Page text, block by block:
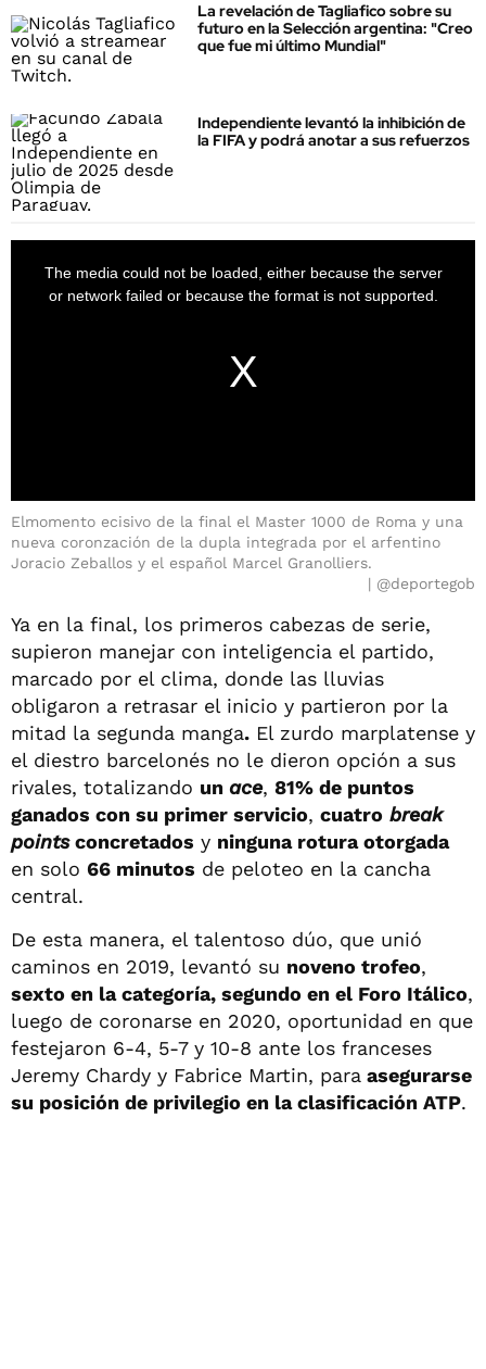
La revelación de Tagliafico sobre su
futuro en la Selección argentina: "Creo
que fue mi último Mundial"
Independiente levantó la inhibición de
la FIFA y podrá anotar a sus refuerzos
Elmomento ecisivo de la final el Master 1000 de Roma y una
nueva coronzación de la dupla integrada por el arfentino
Joracio Zeballos y el español Marcel Granolliers.
@deportegob
Ya en la final, los primeros cabezas de serie,
supieron manejar con inteligencia el partido,
marcado por el clima, donde las lluvias
obligaron a retrasar el inicio y partieron por la
mitad la segunda manga. El zurdo marplatense y
el diestro barcelonés no le dieron opción a sus
rivales, totalizando un ace, 81% de puntos
ganados con su primer servicio, cuatro break
pointsconcretados y ninguna rotura otorgada
en solo 66 minutos de peloteo en la cancha
central.
De esta manera, el talentoso dúo, que unió
caminos en 2019, levantó su noveno trofeo,
sexto en la categoría, segundo en el Foro Itálico,
luego de coronarse en 2020, oportunidad en que
festejaron 6-4, 5-7 y 10-8 ante los franceses
Jeremy Chardy y Fabrice Martin, para asegurarse
su posición de privilegio en la clasificación ATP.